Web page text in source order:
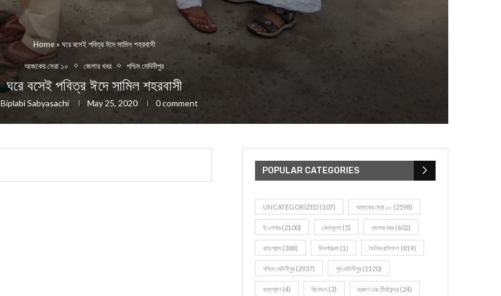
Home» ঘরে বসেই পবিত্র ঈদে সামিল শহরবাসী
আজকের সেরা ১০ জেলার খবর পশ্চিম মেদিনীপুর
ঘরে বসেই পবিত্র ঈদে সামিল শহরবাসী
Biplabi Sabyasachi May 25, 2020 0 comment
POPULAR CATEGORIES
UNCATEGORIZED (107) আজকের সেরা ১০ (2598)
ই-পেপার (2100) খেলাধূলো (5) জেলার খবর (602)
ঝাড়গ্রাম (388) দিনপঞ্জিকা (1) দৈনিক রাশিফল (819)
পশ্চিম মেদিনীপুর (2937) পূর্ব মেদিনীপুর (1120)
বন্যপ্রাণ (4) বিনোদন (3) ভ্রমণ এবং তীর্থকেন্দ্র (24)